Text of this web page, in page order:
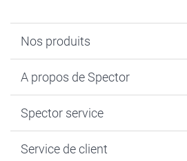
Nos produits
Faire-part & Cartes
Livre photo
Développement photo & Tirage photo
A propos de Spector
Plan du site
Vie privée
Spector service
smartbonus
Service de client